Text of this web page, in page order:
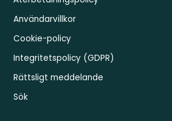
Användarvillkor
Cookie-policy
Integritetspolicy (GDPR)
Rättsligt meddelande
Sök